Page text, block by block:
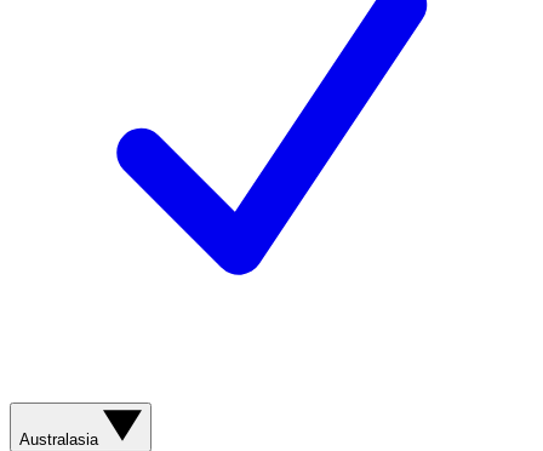
Australasia